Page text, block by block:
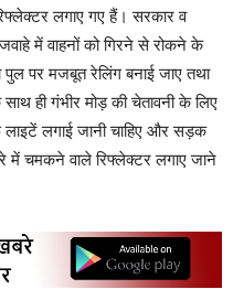
लगाए गए हैं। सरकार व
में वाहनों को गिरने से रोकने के
पर मजबूत रेलिंग बनाई जाए तथा
ही गंभीर मोड़ की चेतावनी के लिए
लाइटें लगाई जानी चाहिए और सड़क
में चमकने वाले रिफ्लेक्टर लगाए जाने